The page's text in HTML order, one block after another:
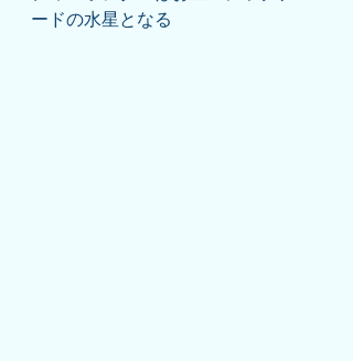
ードの水星となる